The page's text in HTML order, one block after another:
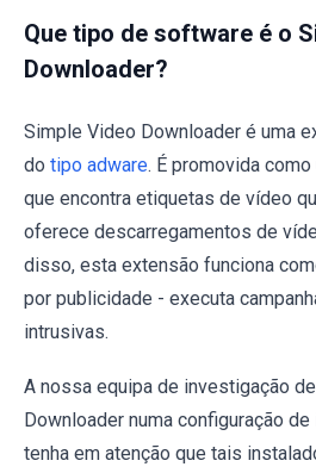
Que tipo de software é o
Downloader?
Simple Video Downloader é uma
do tipo adware. É promovida
que encontra etiquetas de vídeo
oferece descarregamentos de
disso, esta extensão funciona
por publicidade - executa
intrusivas.
A nossa equipa de investigação
Downloader numa configuração
tenha em atenção que tais